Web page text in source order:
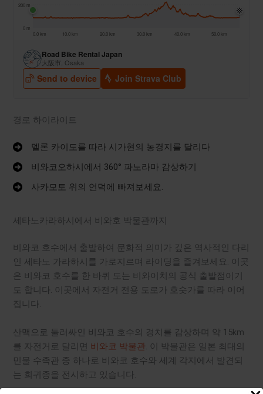
경로 하이라이트
멜론 카이도를 따라 시가현의 농경지를 달리다
비와코오하시에서 360° 파노라마 감상하기
사카모토 위의 언덕에 빠져보세요.
세타노카라하시에서 비와호 박물관까지
비와코 호수에서 출발하여 문화적 의미가 깊은 역사적인 다리
인 세타노 가라하시를 가로지르며 라이딩을 즐겨보세요. 이곳
은 비와코 호수를 한 바퀴 도는 비와이치의 공식 출발점이기
도 합니다. 이곳에서 자전거 전용 도로가 호숫가를 따라 이어
집니다.
산맥으로 둘러싸인 비와코 호수의 경치를 감상하며 약 15km
를 자전거로 달리면 비와코 박물관 . 이 박물관은 일본 최대의
민물 수족관 중 하나로 비와코 호수와 세계 각지에서 발견되
는 희귀종을 전시하고 있습니다.